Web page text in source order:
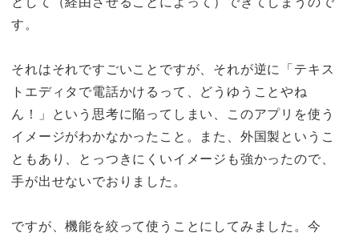
す。
それはそれですごいことですが、それが逆に「テキス
トエディタで電話かけるって、どうゆうことやね
ん！」という思考に陥ってしまい、このアプリを使う
イメージがわかなかったこと。また、外国製というこ
ともあり、とっつきにくいイメージも強かったので、
手が出せないでおりました。
ですが、機能を絞って使うことにしてみました。今